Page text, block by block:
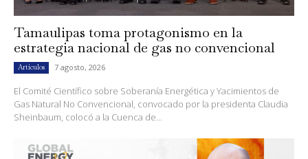
Tamaulipas toma protagonismo en la
estrategia nacional de gas no convencional
Artículos 7 agosto, 2026
El Comité Científico sobre Soberanía Energética y Yacimientos de
Gas Natural No Convencional, convocado por la presidenta Claudia
Sheinbaum, colocó a la Cuenca de...